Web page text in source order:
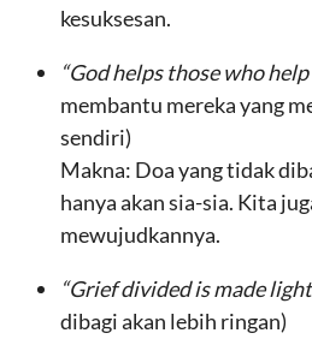
kesuksesan.
“God helps those who
membantu mereka yang
sendiri)
Makna: Doa yang tidak
hanya akan sia-sia. Kita
mewujudkannya.
“Grief divided is made
dibagi akan lebih ringan)